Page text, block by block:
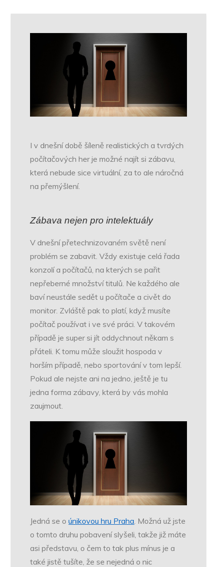
I v dnešní době šíleně realistických a tvrdých
počítačových her je možné najít si zábavu,
která nebude sice virtuální, za to ale náročná
na přemýšlení.
Zábava nejen pro intelektuály
V dnešní přetechnizovaném světě není
problém se zabavit. Vždy existuje celá řada
konzolí a počítačů, na kterých se pařit
nepřeberné množství titulů. Ne každého ale
baví neustále sedět u počítače a civět do
monitor. Zvláště pak to platí, když musíte
počítač používat i ve své práci. V takovém
případě je super si jít oddychnout někam s
přáteli. K tomu může sloužit hospoda v
horším případě, nebo sportování v tom lepší.
Pokud ale nejste ani na jedno, ještě je tu
jedna forma zábavy, která by vás mohla
zaujmout.
Jedná se oúnikovou hru Praha . Možná už jste
o tomto druhu pobavení slyšeli, takže již máte
asi představu, o čem to tak plus mínus je a
také jistě tušíte, že se nejedná o nic